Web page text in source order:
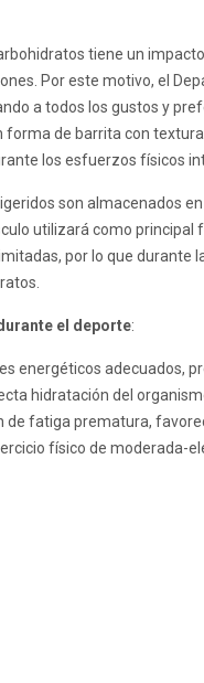
tiene un
Por este motivo, el
a todos los gustos y
de barrita con
los esfuerzos físicos
son almacenados
utilizará como
por lo que durante
el deporte:
energéticos adecuados,
hidratación del
de fatiga prematura,
físico de moderada-